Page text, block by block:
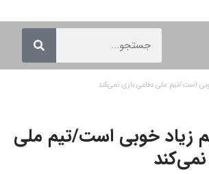
است/تیم ملی دفاعی بازی نمی‌کند
زیاد خوبی است/تیم ملی